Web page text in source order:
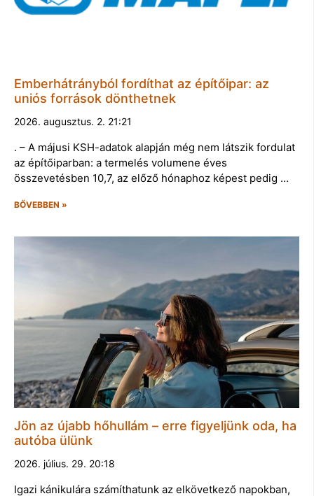
Emberhátrányból fordíthat az építőipar: az
uniós források dönthetnek
2026. augusztus. 2. 21:21
. – A májusi KSH-adatok alapján még nem látszik fordulat
az építőiparban: a termelés volumene éves
összevetésben 10,7, az előző hónaphoz képest pedig …
BŐVEBBEN »
Jön az újabb hőhullám – erre figyeljünk oda, ha
autóba ülünk
2026. július. 29. 20:18
Igazi kánikulára számíthatunk az elkövetkező napokban,